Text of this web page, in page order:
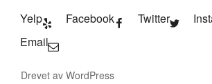
Yelp Facebook Twitter
Email
Drevet av WordPress